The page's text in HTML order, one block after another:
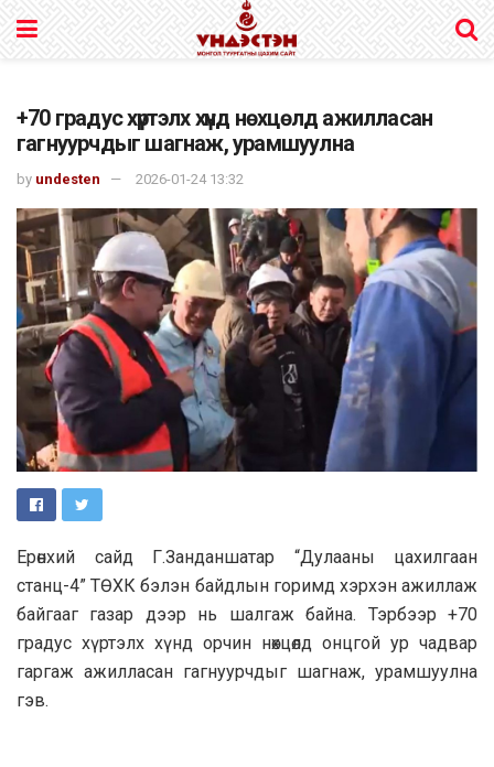
+70 градус хүртэлх хүнд нөхцөлд ажилласан
гагнуурчдыг шагнаж, урамшуулна
by undesten 2026-01-24 13:32
Ерөнхий сайд Г.Занданшатар “Дулааны цахилгаан
станц-4” ТӨХК бэлэн байдлын горимд хэрхэн ажиллаж
байгааг газар дээр нь шалгаж байна. Тэрбээр +70
градус хүртэлх хүнд орчин нөхцөлд онцгой ур чадвар
гаргаж ажилласан гагнуурчдыг шагнаж, урамшуулна
гэв.